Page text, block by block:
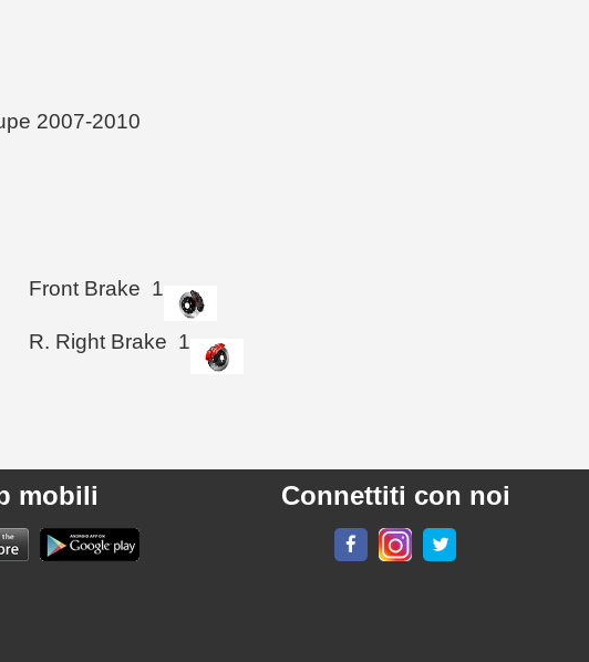
Front Brake 1
R. Right Brake 1
mobili Connettiti con noi